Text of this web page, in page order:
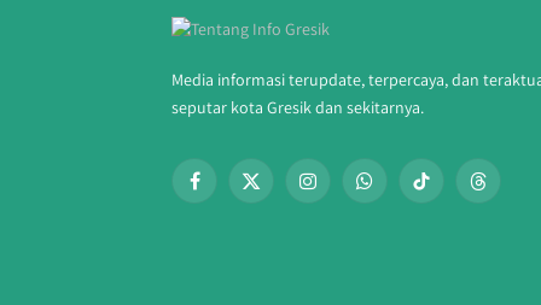
Media informasi terupdate, terpercaya, dan
seputar kota Gresik dan sekitarnya.
Facebook
X
InstagramWhatsAppTikTok Threads